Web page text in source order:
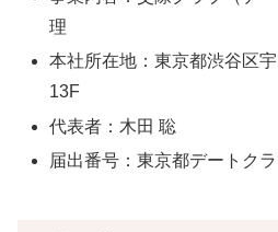
理
本社所在地：東京都渋谷区
13F
代表者：木田 聡
届出番号：東京都デートク